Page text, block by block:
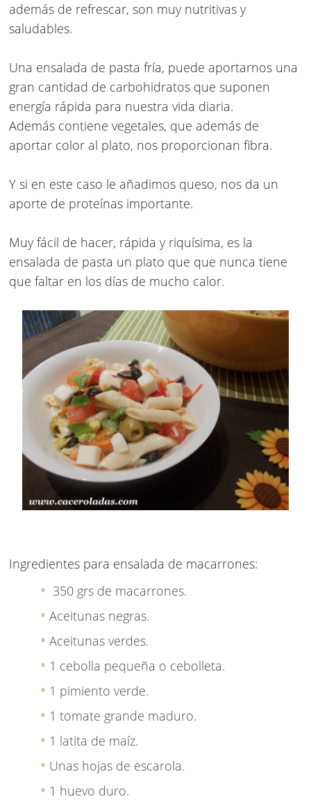
además de refrescar, son muy nutritivas y
saludables.
Una ensalada de pasta fría, puede aportarnos una
gran cantidad de carbohidratos que suponen
energía rápida para nuestra vida diaria.
Además contiene vegetales, que además de
aportar color al plato, nos proporcionan fibra.
Y si en este caso le añadimos queso, nos da un
aporte de proteínas importante.
Muy fácil de hacer, rápida y riquísima, es la
ensalada de pasta un plato que que nunca tiene
que faltar en los días de mucho calor.
Ingredientes para ensalada de macarrones:
350 grs de macarrones.
Aceitunas negras.
Aceitunas verdes.
1 cebolla pequeña o cebolleta.
1 pimiento verde.
1 tomate grande maduro.
1 latita de maíz.
Unas hojas de escarola.
1 huevo duro.